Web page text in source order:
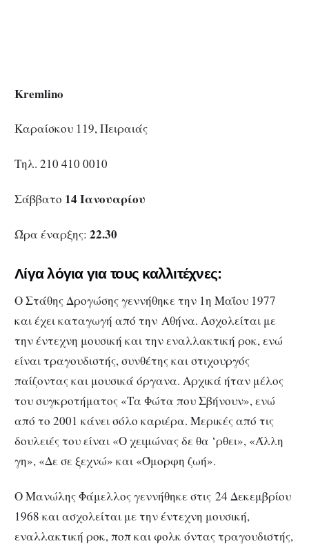
Kremlino
Καραίσκου 119, Πειραιάς
Τηλ. 210 410 0010
Σάββατο 14 Ιανουαρίου
Ώρα έναρξης: 22.30
Λίγα λόγια για τους καλλιτέχνες:
Ο Στάθης Δρογώσης γεννήθηκε την 1η Μαΐου 1977
και έχει καταγωγή από την Αθήνα. Ασχολείται με
την έντεχνη μουσική και την εναλλακτική ροκ, ενώ
είναι τραγουδιστής, συνθέτης και στιχουργός
παίζοντας και μουσικά όργανα. Αρχικά ήταν μέλος
του συγκροτήματος «Τα Φώτα που Σβήνουν», ενώ
από το 2001 κάνει σόλο καριέρα. Μερικές από τις
δουλειές του είναι «Ο χειμώνας δε θα ‘ρθει», «Άλλη
γη», «Δε σε ξεχνώ» και «Όμορφη ζωή».
Ο Μανώλης Φάμελλος γεννήθηκε στις 24 Δεκεμβρίου
1968 και ασχολείται με την έντεχνη μουσική,
εναλλακτική ροκ, ποπ και φολκ όντας τραγουδιστής,